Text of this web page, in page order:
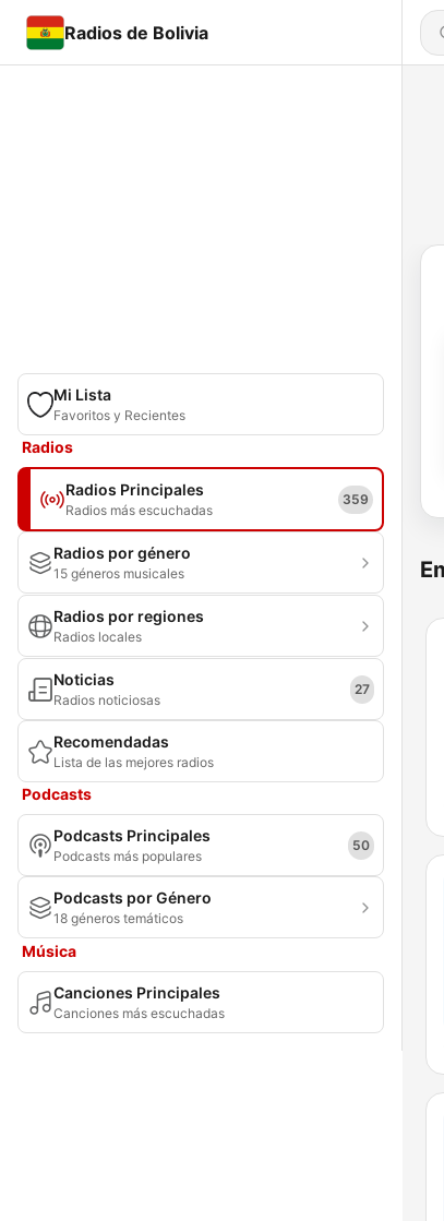
Radios de Bolivia
Mi Lista
Favoritos y Recientes
Radios
Radios Principales
Radios más escuchadas
359
Radios por género
15 géneros musicales
Radios por regiones
Radios locales
Noticias
Radios noticiosas
27
Recomendadas
Lista de las mejores radios
Podcasts
Podcasts Principales
Podcasts más populares
50
Podcasts por Género
18 géneros temáticos
Música
Canciones Principales
Canciones más escuchadas